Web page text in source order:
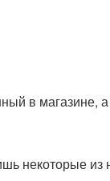
в магазине,
некоторые из